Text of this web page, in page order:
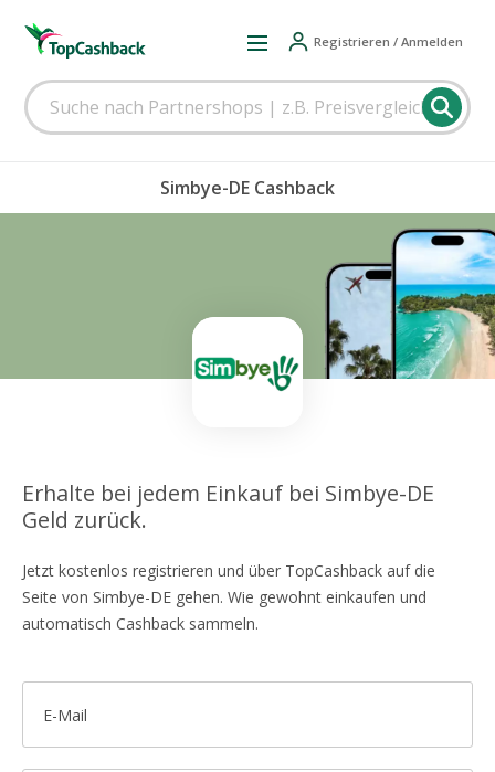
Registrieren / Anmelden
Simbye-DE Cashback
Erhalte bei jedem Einkauf bei Simbye-DE
Geld zurück.
Jetzt kostenlos registrieren und über TopCashback auf die
Seite von Simbye-DE gehen. Wie gewohnt einkaufen und
automatisch Cashback sammeln.
E-Mail